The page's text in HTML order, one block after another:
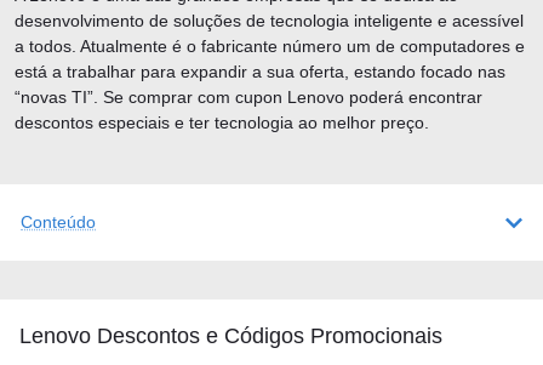
Conteúdo
Lenovo Descontos e Códigos Promocionais
desenvolvimento de soluções de tecnologia inteligente e acessível
a todos. Atualmente é o fabricante número um de computadores e
está a trabalhar para expandir a sua oferta, estando focado nas
“novas TI”. Se comprar com cupon Lenovo poderá encontrar
descontos especiais e ter tecnologia ao melhor preço.